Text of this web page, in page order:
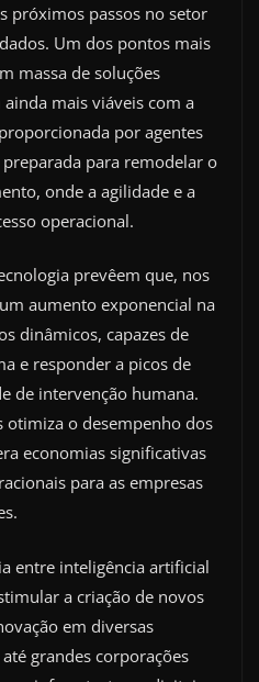
próximos passos no setor
Um dos pontos mais
massa de soluções
mais viáveis com a
por agentes
preparada para remodelar o
onde a agilidade e a
operacional.
prevêem que, nos
aumento exponencial na
dinâmicos, capazes de
e responder a picos de
de intervenção humana.
otimiza o desempenho dos
economias significativas
para as empresas
entre inteligência artificial
a criação de novos
em diversas
grandes corporações